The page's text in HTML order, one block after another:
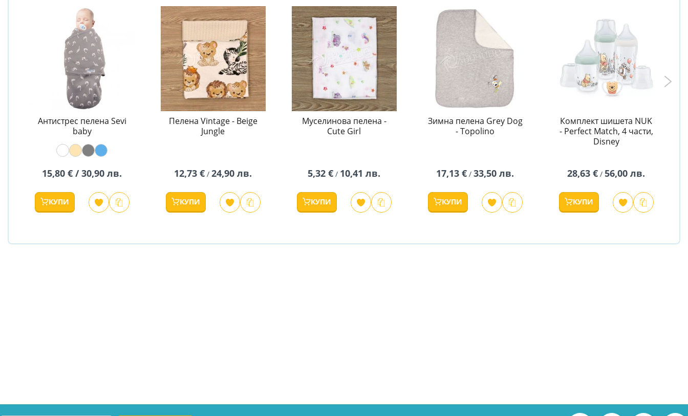
Антистрес пелена Sevi
baby
15,80 € / 30,90 лв.
КУПИ
Пелена Vintage - Beige
Jungle
12,73 € / 24,90 лв.
КУПИ
Муселинова пелена -
Cute Girl
5,32 € / 10,41 лв.
КУПИ
Зимна пелена Grey Dog
- Topolino
17,13 € / 33,50 лв.
КУПИ
Комплект шишета NUK
- Perfect Match, 4 части,
Disney
28,63 € / 56,00 лв.
КУПИ